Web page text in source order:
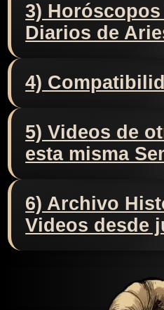
3)
Diarios de
4)
5) Videos de
esta misma
6) Archivo
Videos desde